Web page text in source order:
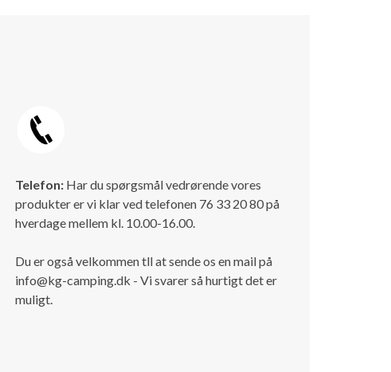
Telefon: Har du spørgsmål vedrørende vores
produkter er vi klar ved telefonen 76 33 20 80 på
hverdage mellem kl. 10.00-16.00.
Du er også velkommen tll at sende os en mail på
info@kg-camping.dk - Vi svarer så hurtigt det er
muligt.